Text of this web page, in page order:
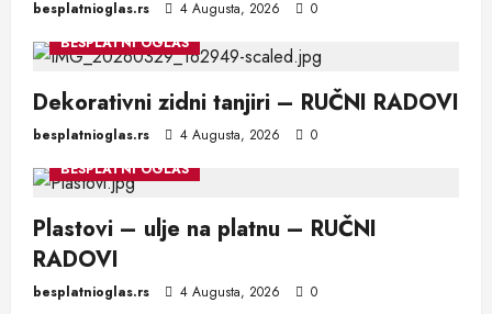
besplatnioglas.rs 4 Augusta, 2026
0
BESPLATNI OGLAS
Dekorativni zidni tanjiri – RUČNI RADOVI
besplatnioglas.rs 4 Augusta, 2026
0
BESPLATNI OGLAS
Plastovi – ulje na platnu – RUČNI
RADOVI
besplatnioglas.rs 4 Augusta, 2026
0